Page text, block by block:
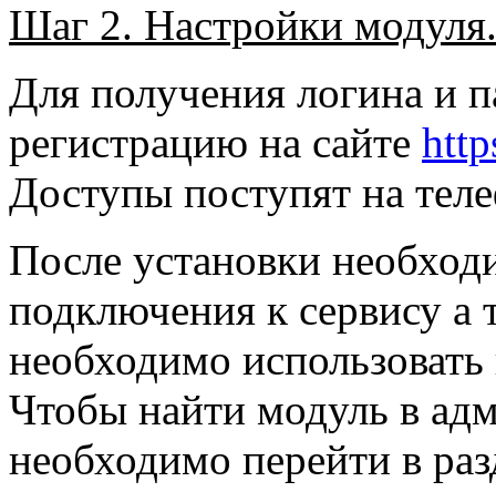
Шаг 2. Настройки модуля.
Для получения логина и
регистрацию на сайте
Доступы поступят на
После установки
подключения к сервису а
необходимо
Чтобы найти модуль в
необходимо перейти в